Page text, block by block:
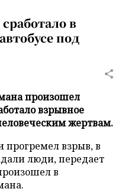
в
под
произошел
взрывное
жертвам.
прогремел взрыв, в
люди, передает
в